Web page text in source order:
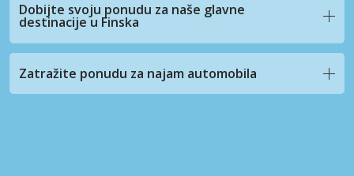
Dobijte svoju ponudu za naše glavne
destinacije u Finska
Zatražite ponudu za najam automobila